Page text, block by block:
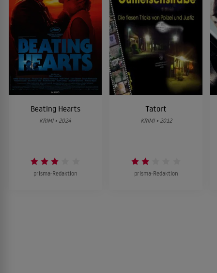
Beating Hearts
KRIMI • 2024
prisma-Redaktion
Tatort
KRIMI • 2012
prisma-Redaktion